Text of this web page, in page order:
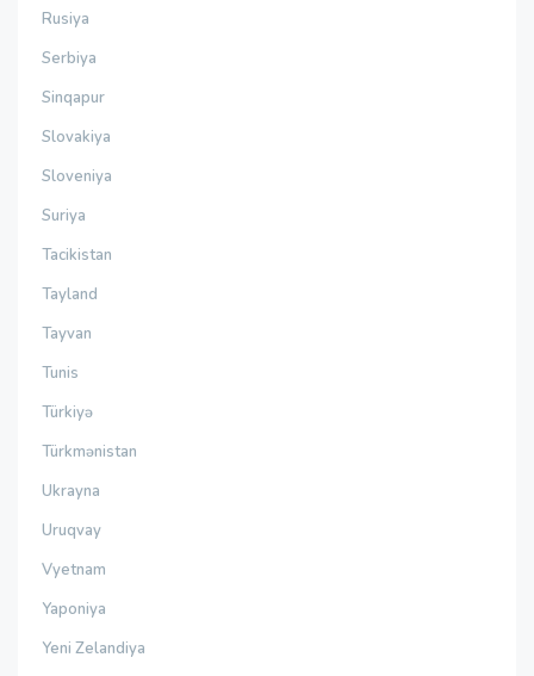
Rusiya
Serbiya
Sinqapur
Slovakiya
Sloveniya
Suriya
Tacikistan
Tayland
Tayvan
Tunis
Türkiyə
Türkmənistan
Ukrayna
Uruqvay
Vyetnam
Yaponiya
Yeni Zelandiya